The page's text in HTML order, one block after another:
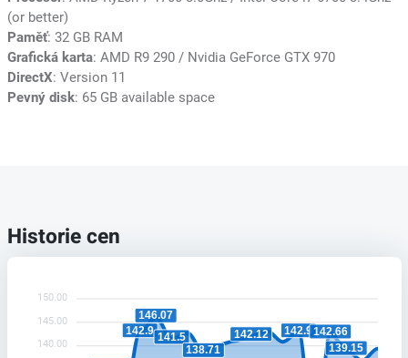
(or better)
Paměť: 32 GB RAM
Grafická karta: AMD R9 290 / Nvidia GeForce GTX 970
DirectX: Version 11
Pevný disk: 65 GB available space
Historie cen
150.00
145.00
140.00
142.9
146.07
141.5
138.71
142.12 142.9 142.66
139.15